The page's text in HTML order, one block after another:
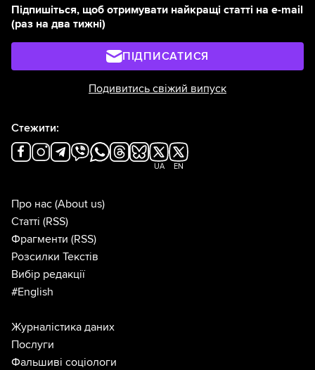
Підпишіться, щоб отримувати найкращі статті на e-mail
(раз на два тижні)
ПІДПИСАТИСЯ
Подивитись свіжий випуск
Стежити:
UA EN
Про нас (About us)
Статті (RSS)
Фрагменти (RSS)
Розсилки Текстів
Вибір редакції
#English
Журналістика даних
Послуги
Фальшиві соціологи